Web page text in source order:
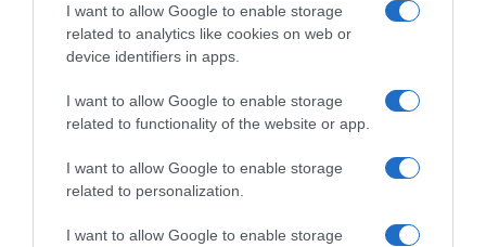
I want to allow Google to enable storage
related to analytics like cookies on web or
device identifiers in apps.
I want to allow Google to enable storage
related to functionality of the website or app.
I want to allow Google to enable storage
related to personalization.
I want to allow Google to enable storage
Δείτε αυτή τη δημοσίευση στο Instagram.